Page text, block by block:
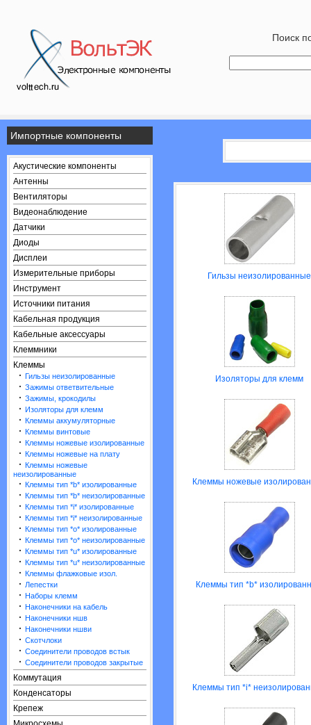
Поиск
Импортные компоненты
Акустические компоненты
Антенны
Вентиляторы
Видеонаблюдение
Датчики
Диоды
Дисплеи
Измерительные приборы
Инструмент
Источники питания
Кабельная продукция
Кабельные аксессуары
Клеммники
Клеммы
· Гильзы неизолированные
· Зажимы ответвительные
· Зажимы, крокодилы
· Изоляторы для клемм
· Клеммы аккумуляторные
· Клеммы винтовые
· Клеммы ножевые изолированные
· Клеммы ножевые на плату
· Клеммы ножевые
неизолированные
· Клеммы тип *b* изолированные
· Клеммы тип *b* неизолированные
· Клеммы тип *i* изолированные
· Клеммы тип *i* неизолированные
· Клеммы тип *o* изолированные
· Клеммы тип *o* неизолированные
· Клеммы тип *u* изолированные
· Клеммы тип *u* неизолированные
· Клеммы флажковые изол.
· Лепестки
· Наборы клемм
· Наконечники на кабель
· Наконечники ншв
· Наконечники ншви
· Скотчлоки
· Соединители проводов встык
· Соединители проводов закрытые
Коммутация
Конденсаторы
Крепеж
Гильзы неизолированные
Изоляторы для клемм
Клеммы ножевые
Клеммы тип *b*
Клеммы тип *i*